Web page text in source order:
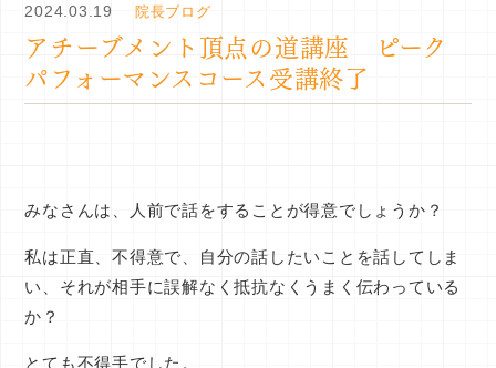
2024.03.19 院長ブログ
アチーブメント頂点の道講座 ピーク
パフォーマンスコース受講終了
みなさんは、人前で話をすることが得意でしょうか？
私は正直、不得意で、自分の話したいことを話してしま
い、それが相手に誤解なく抵抗なくうまく伝わっている
か？
とても不得手でした。